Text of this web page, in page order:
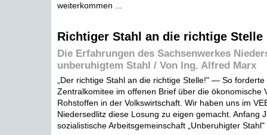
weiterkommen ...
Richtiger Stahl an die richtige Stelle
Die Erfahrungen des Sachsenwerkes
unberuhigtem Stahl / Von Ing. Alfred Marx
„Der richtige Stahl an die richtige Stelle!" — So forderte
Zentralkomitee im offenen Brief über die ökonomische
Rohstoffen in der Volkswirtschaft. Wir haben uns im
Niedersedlitz diese Losung zu eigen gemacht. Anfang
sozialistische Arbeitsgemeinschaft „Unberuhigter Stahl"